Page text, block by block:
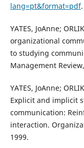
lang=pt&format=pdf
YATES, JoAnne;
organizational
to studying
Management
YATES, JoAnne;
Explicit and implicit
communication:
interaction.
1999.